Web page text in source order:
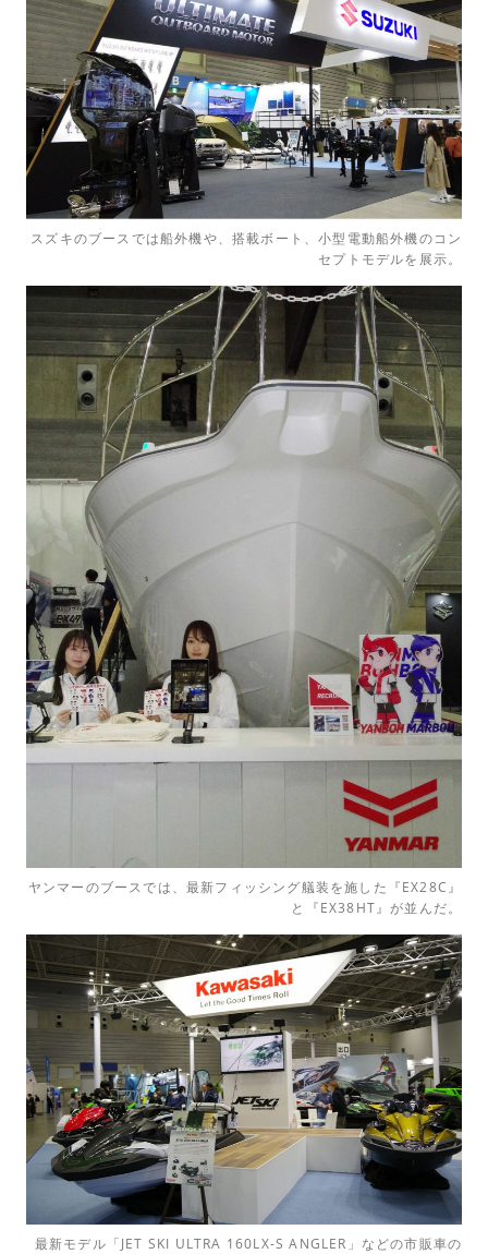
スズキのブースでは船外機や、搭載ボート、小型電動船外機のコン
セプトモデルを展示。
ヤンマーのブースでは、最新フィッシング艤装を施した『EX28C』
と『EX38HT』が並んだ。
最新モデル「JET SKI ULTRA 160LX-S ANGLER」などの市販車の